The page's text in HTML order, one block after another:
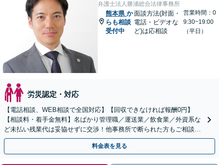
弁護士法人勝浦総合法律事務所
熊本県 か
らも相談
受付中
面談方法(対面・
電話・ビデオな
ど)は応相談
営業時間：0
9:30~19:00
（平日）
労災認定・対応
【電話相談、WEB相談で全国対応】【回収できなければ報酬0円】
【相談料・着手金無料】名ばかり管理職／運送業／飲食業／外資系な
ど未払い残業代は妥協せずに交渉！他事務所で断られた方もご相談く
ださい。【解決事例が豊富】土曜日も電話受付しています
料金表を見る